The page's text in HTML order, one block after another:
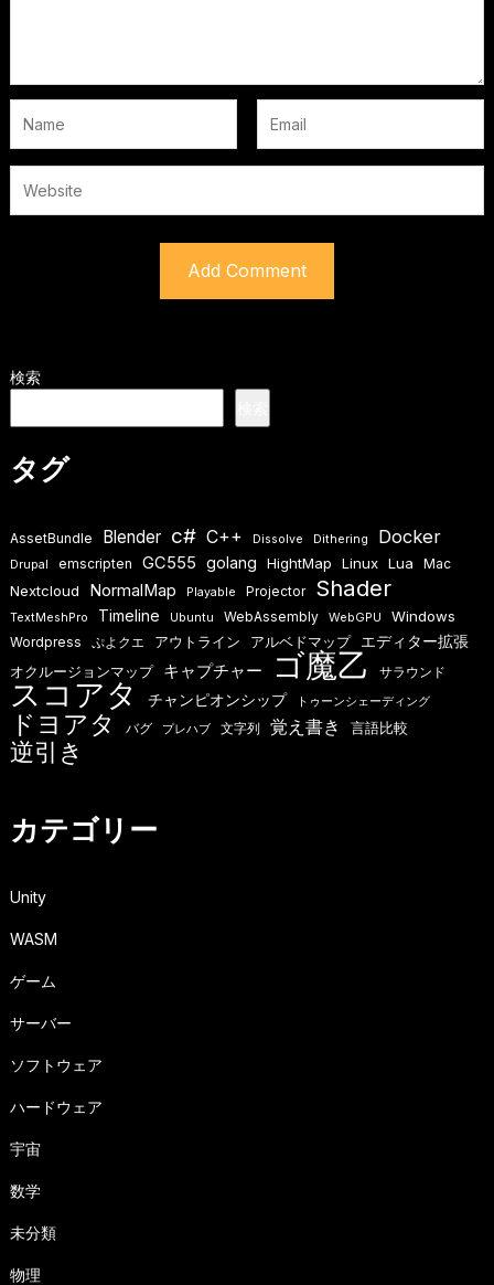
検索
タグ
AssetBundle Blender c# C++ Dissolve Dithering Docker
Drupal emscripten GC555 golang HightMap Linux Lua Mac
Nextcloud NormalMap Playable Projector Shader
TextMeshPro Timeline Ubuntu WebAssembly WebGPU Windows
Wordpress ぷよクエ アウトライン アルベドマップ エディター拡張
オクルージョンマップ キャプチャー ゴ魔乙 サラウンド
スコアタ チャンピオンシップ トゥーンシェーディング
ドヨアタ バグ プレハブ 文字列 覚え書き 言語比較
逆引き
カテゴリー
Unity
WASM
ゲーム
サーバー
ソフトウェア
ハードウェア
宇宙
数学
未分類
物理